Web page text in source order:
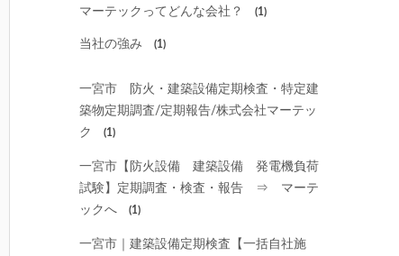
マーテックってどんな会社？ (1)
当社の強み (1)
一宮市 防火・建築設備定期検査・特定建
築物定期調査/定期報告/株式会社マーテッ
ク
(1)
一宮市【防火設備 建築設備 発電機負荷
試験】定期調査・検査・報告 ⇒ マーテ
ックへ
(1)
一宮市｜建築設備定期検査【一括自社施